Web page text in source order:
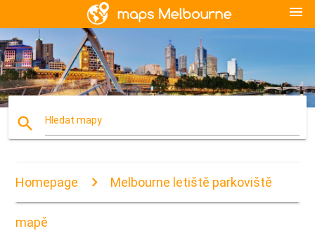
menu
search Hledat mapy
Homepage Melbourne letiště parkoviště
mapě